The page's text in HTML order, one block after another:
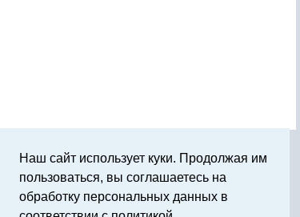
Наш сайт использует куки. Продолжая им
пользоваться, вы соглашаетесь на
обработку персональных данных в